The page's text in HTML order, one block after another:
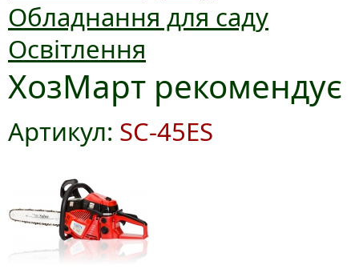
Обладнання для саду
Освітлення
ХозМарт рекомендує
Артикул: SC-45ES